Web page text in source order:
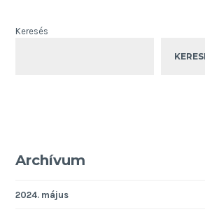
Keresés
Archívum
2024. május